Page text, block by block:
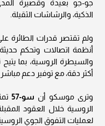
جو-جو بعيدة وقصيرة
الذكية، والرشاشات الثقيلة.
ولم تقتصر قدرات الطائرة
أنظمة اتصالات وتحكم
والسيطرة الروسية، بما
أكثر دقة، مع توفير دعم مباشر
وترى موسكو أن سو-57
الروسية خلال العقود
لعمليات التفوق الجوي